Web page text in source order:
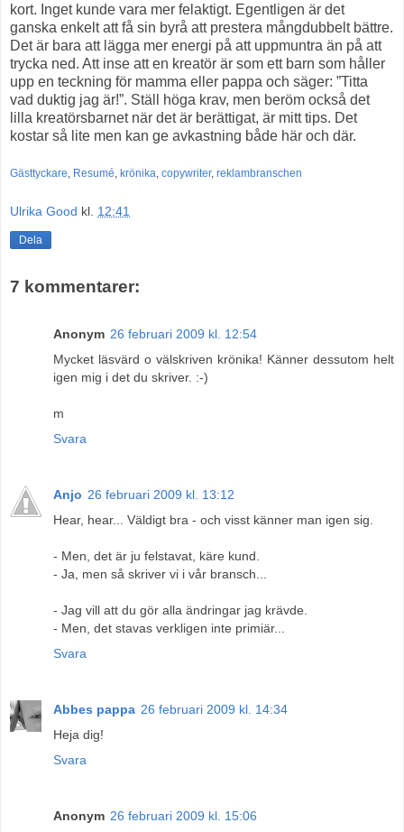
kort. Inget kunde vara mer felaktigt. Egentligen är det
ganska enkelt att få sin byrå att prestera mångdubbelt bättre.
Det är bara att lägga mer energi på att uppmuntra än på att
trycka ned. Att inse att en kreatör är som ett barn som håller
upp en teckning för mamma eller pappa och säger: ”Titta
vad duktig jag är!”. Ställ höga krav, men beröm också det
lilla kreatörsbarnet när det är berättigat, är mitt tips. Det
kostar så lite men kan ge avkastning både här och där.
Gästtyckare, Resumé, krönika, copywriter, reklambranschen
Ulrika Good kl. 12:41
Dela
7 kommentarer:
Anonym 26 februari 2009 kl. 12:54
Mycket läsvärd o välskriven krönika! Känner dessutom helt
igen mig i det du skriver. :-)
m
Svara
Anjo 26 februari 2009 kl. 13:12
Hear, hear... Väldigt bra - och visst känner man igen sig.
- Men, det är ju felstavat, käre kund.
- Ja, men så skriver vi i vår bransch...
- Jag vill att du gör alla ändringar jag krävde.
- Men, det stavas verkligen inte primiär...
Svara
Abbes pappa 26 februari 2009 kl. 14:34
Heja dig!
Svara
Anonym 26 februari 2009 kl. 15:06